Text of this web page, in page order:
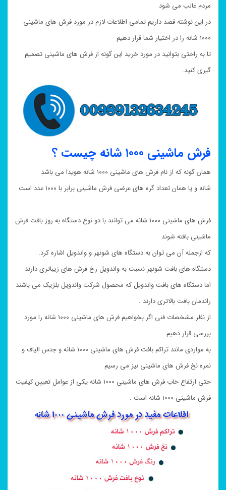
مردم غالب می شود
در این نوشته قصد داریم تمامی اطلاعات لازم در مورد فرش های ماشینی
۱۰۰۰ شانه را در اختیار شما قرار دهیم
تا به راحتی بتوانید در مورد خرید این گونه از فرش های ماشینی تصمیم
گیری کنید.
فرش ماشینی ۱۰۰۰ شانه چیست ؟
همان گونه که از نام فرش های ماشینی ۱۰۰۰ شانه هویدا می باشد
شانه و یا همان تعداد گره های عرضی فرش ماشینی برابر با ۱۰۰۰ عدد است
.
فرش های ماشینی ۱۰۰۰ شانه می توانند با دو نوع دستگاه به روز بافت فرش
ماشینی بافته شوند
که ازجمله آن می توان به دستگاه های شونهر و واندویل اشاره کرد.
دستگاه های بافت شونهر نسبت به واندویل رخ فرش های زیباتری دارند
اما دستگاه های بافت واندویل که محصول شرکت واندویل بلژیک می باشند
راندمان بافت بالاتری دارند .
از نظر مشخصات فنی اگر بخواهیم فرش های ماشینی ۱۰۰۰ شانه را مورد
بررسی قرار دهیم
به مواردی مانند تراکم بافت فرش های ماشینی ۱۰۰۰ شانه و جنس الیاف و
نمره نخ فرش های ماشینی نیز می رسیم
حتی ارتفاع خاب فرش های ماشینی ۱۰۰۰ شانه یکی از عوامل تعیین کیفیت
فرش ماشینی ۱۰۰۰ شانه است .